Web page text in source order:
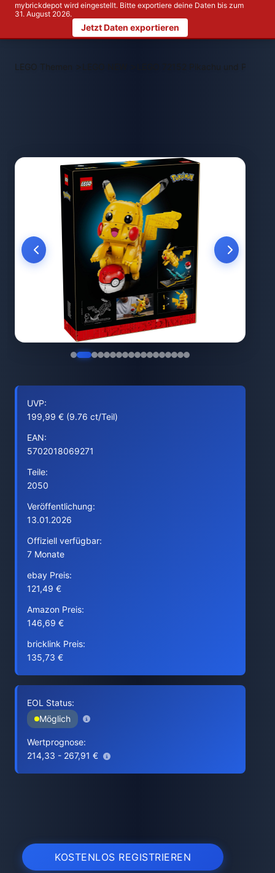
mybrickdepot wird eingestellt. Bitte exportiere deine Daten bis zum
31. August 2026.
Jetzt Daten exportieren
LEGO Themen > LEGO 72152 Pikachu und Pokéball
UVP:
199,99 € (9.76 ct/Teil)
EAN:
5702018069271
Teile:
2050
Veröffentlichung:
13.01.2026
Offiziell verfügbar:
7 Monate
ebay Preis:
121,49 €
Amazon Preis:
146,69 €
bricklink Preis:
135,73 €
EOL Status:
Möglich
Wertprognose:
214,33 - 267,91 €
KOSTENLOS REGISTRIEREN